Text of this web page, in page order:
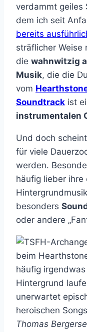
verdammt geiles
dem ich seit
bereits
sträflicher Weise
die wahnwitzig
Musik, die die
vom
Soundtrack ist
instrumentalen
Und doch
für viele
werden.
häufig lieber ihre
besonders
oder andere
beim
häufig irgendwas
Hintergrund
unerwartet
heroischen
Thomas